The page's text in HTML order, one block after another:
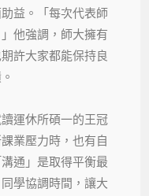
益。「每次代表師
他強調，師大擁有
許大家都能保持良
運休所碩一的王冠
業壓力時，也有自
通」是取得平衡最
學協調時間，讓大